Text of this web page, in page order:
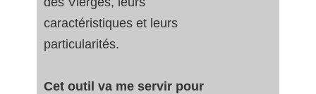
caractéristiques et leurs
particularités.
Cet outil va me servir pour